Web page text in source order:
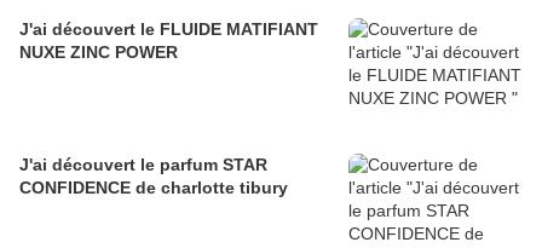
J'ai découvert le FLUIDE MATIFIANT
NUXE ZINC POWER
J'ai découvert le parfum STAR
CONFIDENCE de charlotte tibury